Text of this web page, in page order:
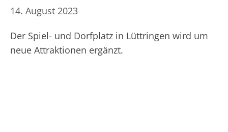
14. August 2023
Der Spiel- und Dorfplatz in Lüttringen wird um
neue Attraktionen ergänzt.